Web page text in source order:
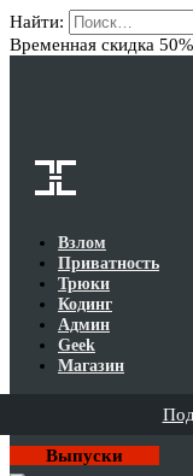
Найти:
Временная скидка 50%
Взлом
Приватность
Трюки
Кодинг
Админ
Geek
Магазин
Выпуски